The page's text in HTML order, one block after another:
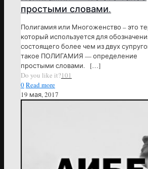
простыми словами.
Полигамия или Многоженство – это
который используется для
состоящего более чем из двух
такое ПОЛИГАМИЯ — определение
простыми словами.
[…]
Do you like it?101
0Read more
19 мая, 2017